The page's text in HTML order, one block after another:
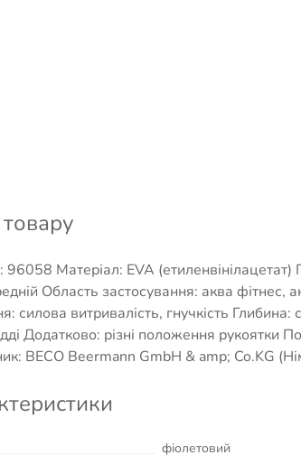
Матеріал: EVA (етиленвінілацетат)
Область застосування: аква фітнес,
силова витривалість, гнучкість Глибина:
Додатково: різні положення рукоятки
BECO Beermann GmbH & amp; Co.KG
фіолетовий